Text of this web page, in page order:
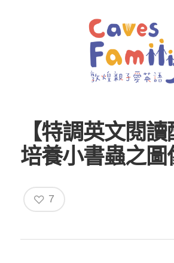
【特調英文閱讀
培養小書蟲之圖
7